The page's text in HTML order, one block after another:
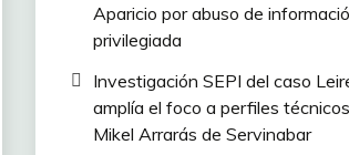
Aparicio por abuso de
privilegiada
Investigación SEPI del caso
amplía el foco a perfiles
Mikel Arrarás de Servinabar